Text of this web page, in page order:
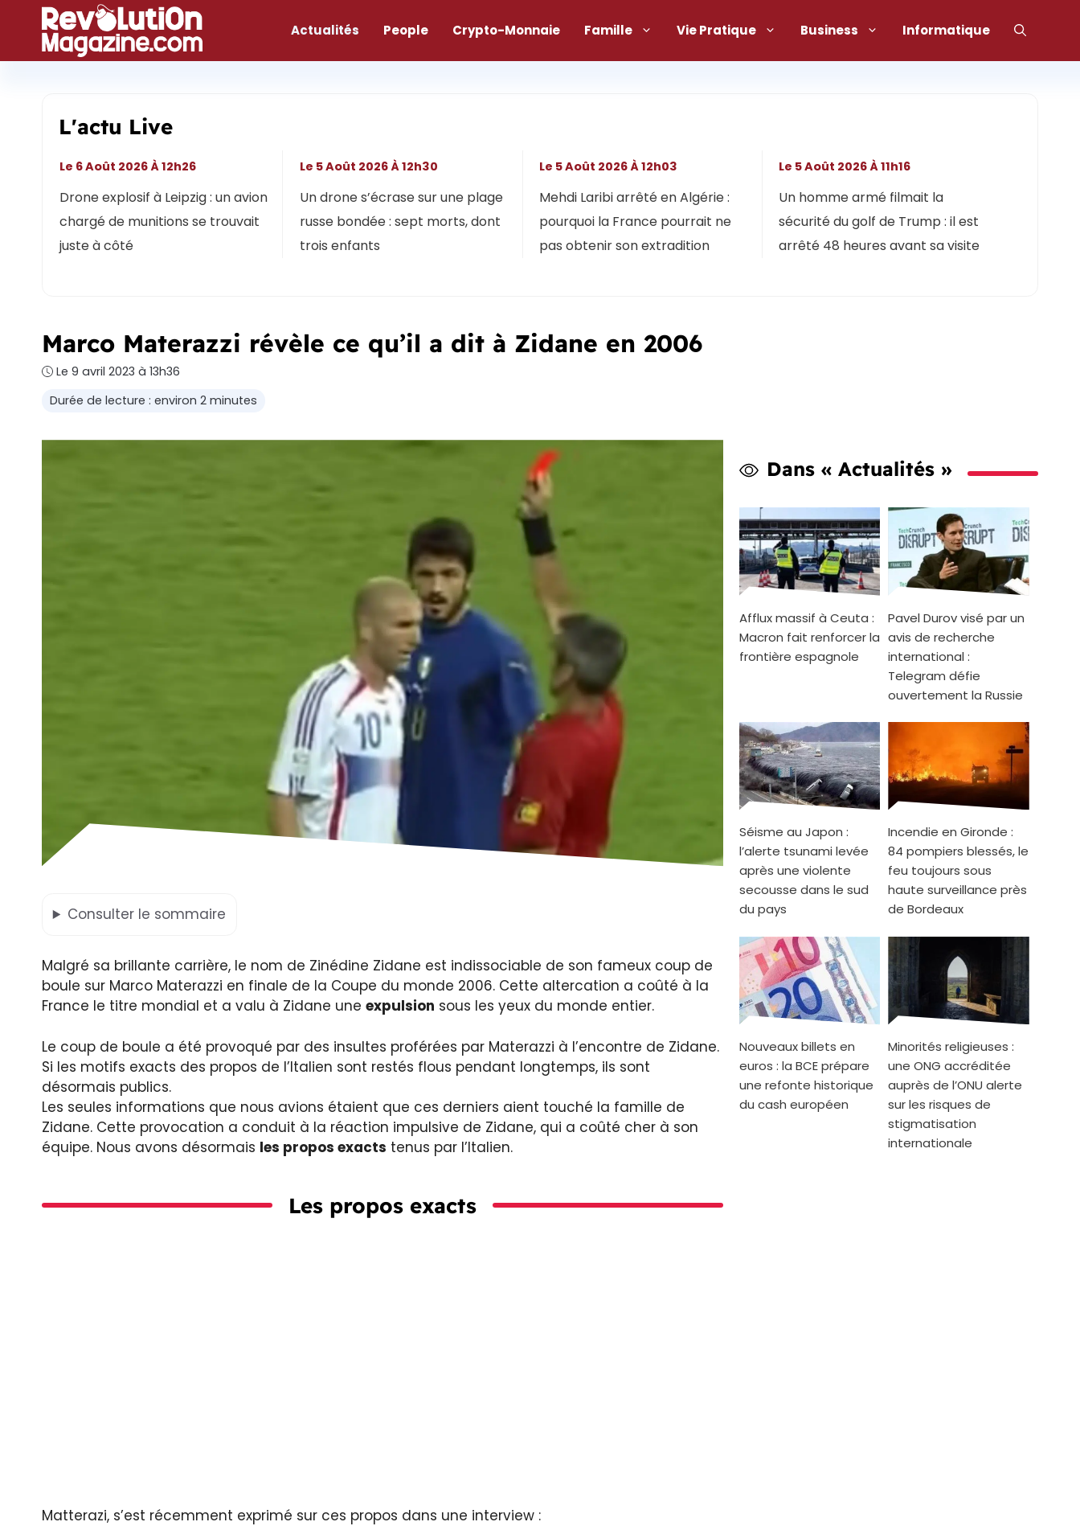
contenu
Actualités People Crypto-Monnaie Famille Vie Pratique Business Informatique
L'actu Live
Drone explosif à Leipzig : un avion
chargé de munitions se trouvait
juste à côté
Le 6 Août 2026 À 12h26
Un drone s’écrase sur une plage
russe bondée : sept morts, dont
trois enfants
Le 5 Août 2026 À 12h30
Mehdi Laribi arrêté en Algérie :
pourquoi la France pourrait ne
pas obtenir son extradition
Le 5 Août 2026 À 12h03
Un homme armé filmait la
sécurité du golf de Trump : il est
arrêté 48 heures avant sa visite
Le 5 Août 2026 À 11h16
Marco Materazzi révèle ce qu’il a dit à Zidane en 2006
Le 9 avril 2023 à 13h36
Durée de lecture : environ 2 minutes
Consulter le sommaire
Malgré sa brillante carrière, le nom de Zinédine Zidane est indissociable de son fameux coup de
boule sur Marco Materazzi en finale de la Coupe du monde 2006. Cette altercation a coûté à la
France le titre mondial et a valu à Zidane une expulsion sous les yeux du monde entier.
Le coup de boule a été provoqué par des insultes proférées par Materazzi à l’encontre de Zidane.
Si les motifs exacts des propos de l’Italien sont restés flous pendant longtemps, ils sont
désormais publics.
Les seules informations que nous avions étaient que ces derniers aient touché la famille de
Zidane. Cette provocation a conduit à la réaction impulsive de Zidane, qui a coûté cher à son
équipe. Nous avons désormais les propos exacts tenus par l’Italien.
Les propos exacts
Matterazi, s’est récemment exprimé sur ces propos dans une interview :
Dans « Actualités »
Afflux massif à Ceuta :
Macron fait renforcer la
frontière espagnole
Pavel Durov visé par un
avis de recherche
international :
Telegram défie
ouvertement la Russie
Séisme au Japon :
l’alerte tsunami levée
après une violente
secousse dans le sud
du pays
Incendie en Gironde :
84 pompiers blessés, le
feu toujours sous
haute surveillance près
de Bordeaux
Nouveaux billets en
euros : la BCE prépare
une refonte historique
du cash européen
Minorités religieuses :
une ONG accréditée
auprès de l’ONU alerte
sur les risques de
stigmatisation
internationale